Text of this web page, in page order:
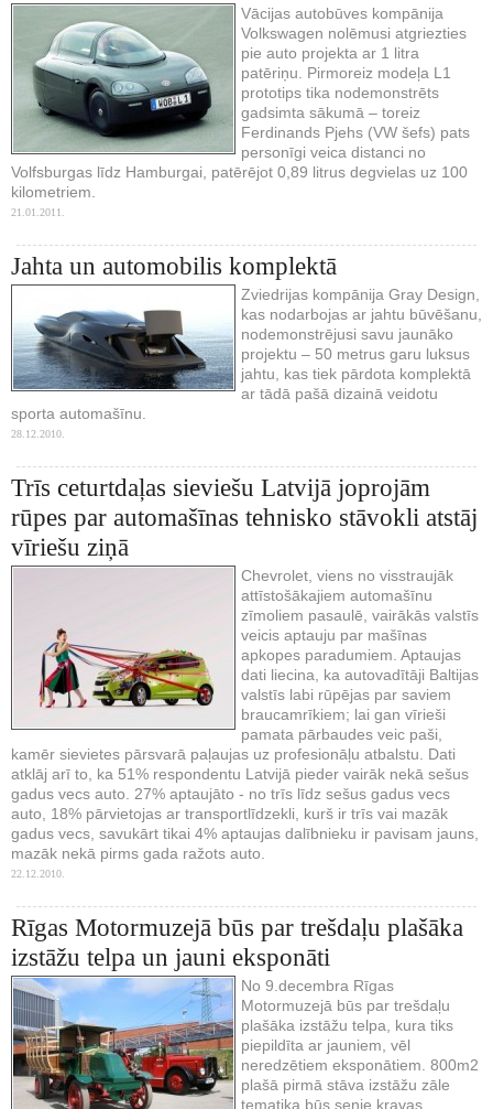
Vācijas autobūves kompānija
Volkswagen nolēmusi atgriezties
pie auto projekta ar 1 litra
patēriņu. Pirmoreiz modeļa L1
prototips tika nodemonstrēts
gadsimta sākumā – toreiz
Ferdinands Pjehs (VW šefs) pats
personīgi veica distanci no
Volfsburgas līdz Hamburgai, patērējot 0,89 litrus degvielas uz 100
kilometriem.
21.01.2011.
Jahta un automobilis komplektā
Zviedrijas kompānija Gray Design,
kas nodarbojas ar jahtu būvēšanu,
nodemonstrējusi savu jaunāko
projektu – 50 metrus garu luksus
jahtu, kas tiek pārdota komplektā
ar tādā pašā dizainā veidotu
sporta automašīnu.
28.12.2010.
Trīs ceturtdaļas sieviešu Latvijā joprojām
rūpes par automašīnas tehnisko stāvokli atstāj
vīriešu ziņā
Chevrolet, viens no visstraujāk
attīstošākajiem automašīnu
zīmoliem pasaulē, vairākās valstīs
veicis aptauju par mašīnas
apkopes paradumiem. Aptaujas
dati liecina, ka autovadītāji Baltijas
valstīs labi rūpējas par saviem
braucamrīkiem; lai gan vīrieši
pamata pārbaudes veic paši,
kamēr sievietes pārsvarā paļaujas uz profesionāļu atbalstu. Dati
atklāj arī to, ka 51% respondentu Latvijā pieder vairāk nekā sešus
gadus vecs auto. 27% aptaujāto - no trīs līdz sešus gadus vecs
auto, 18% pārvietojas ar transportlīdzekli, kurš ir trīs vai mazāk
gadus vecs, savukārt tikai 4% aptaujas dalībnieku ir pavisam jauns,
mazāk nekā pirms gada ražots auto.
22.12.2010.
Rīgas Motormuzejā būs par trešdaļu plašāka
izstāžu telpa un jauni eksponāti
No 9.decembra Rīgas
Motormuzejā būs par trešdaļu
plašāka izstāžu telpa, kura tiks
piepildīta ar jauniem, vēl
neredzētiem eksponātiem. 800m2
plašā pirmā stāva izstāžu zāle
tematika būs senie kravas,